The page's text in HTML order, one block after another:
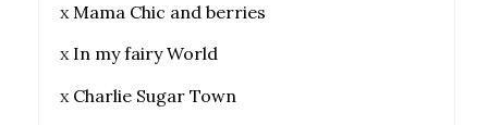
xMama Chic and berries
x In my fairy World
x Charlie Sugar Town